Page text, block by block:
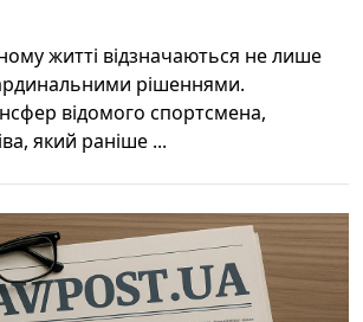
житті відзначаються не лише
рішеннями.
відомого спортсмена,
який раніше ...